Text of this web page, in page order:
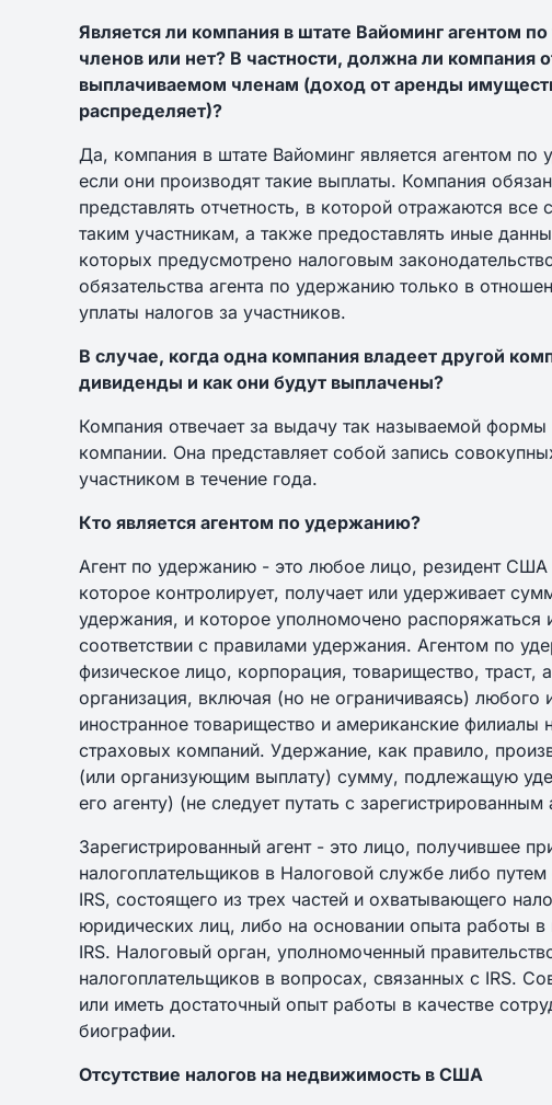
Является ли компания в штате Вайоминг агентом
членов или нет? В частности, должна ли компания
выплачиваемом членам (доход от аренды
распределяет)?
Да, компания в штате Вайоминг является агентом по
если они производят такие выплаты. Компания
представлять отчетность, в которой отражаются
таким участникам, а также предоставлять иные
которых предусмотрено налоговым
обязательства агента по удержанию только в
уплаты налогов за участников.
В случае, когда одна компания владеет другой
дивиденды и как они будут выплачены?
Компания отвечает за выдачу так называемой
компании. Она представляет собой запись
участником в течение года.
Кто является агентом по удержанию?
Агент по удержанию - это любое лицо, резидент США
которое контролирует, получает или удерживает
удержания, и которое уполномочено распоряжаться
соответствии с правилами удержания. Агентом по
физическое лицо, корпорация, товарищество, траст,
организация, включая (но не ограничиваясь) любого
иностранное товарищество и американские филиалы
страховых компаний. Удержание, как правило,
(или организующим выплату) сумму, подлежащую
его агенту) (не следует путать с зарегистрированным
Зарегистрированный агент - это лицо, получившее
налогоплательщиков в Налоговой службе либо
IRS, состоящего из трех частей и охватывающего
юридических лиц, либо на основании опыта работы в
IRS. Налоговый орган, уполномоченный
налогоплательщиков в вопросах, связанных с IRS.
или иметь достаточный опыт работы в качестве
биографии.
Отсутствие налогов на недвижимость в США